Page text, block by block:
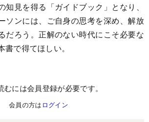
知見を得る「ガイドブック」となり、
ソンには、ご自身の思考を深め、解放
だろう。正解のない時代にこそ必要な
書で得てほしい。
むには会員登録が必要です。
会員の方は ログイン